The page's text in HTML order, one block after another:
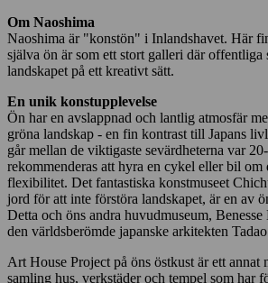
Om Naoshima
Naoshima är "konstön" i Inlandshavet. Här
själva ön är som ett stort galleri där
landskapet på ett kreativt sätt.
En unik konstupplevelse
Ön har en avslappnad och lantlig atmosfär
gröna landskap - en fin kontrast till Japans
går mellan de viktigaste sevärdheterna var
rekommenderas att hyra en cykel eller bil
flexibilitet. Det fantastiska konstmuseet
jord för att inte förstöra landskapet, är en av
Detta och öns andra huvudmuseum,
den världsberömde japanske arkitekten
Art House Project på öns östkust är ett annat
samling hus, verkstäder och tempel som har